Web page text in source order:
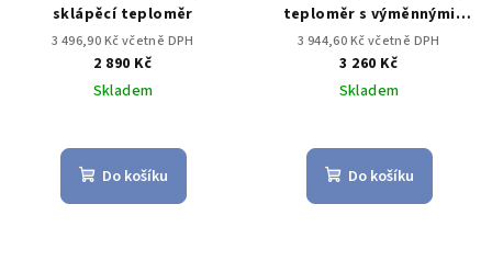
sklápěcí teploměr
3 496,90 Kč včetně DPH
2 890 Kč
Skladem
Do košíku
teploměr s výměnnými
měřicími špičkami
3 944,60 Kč včetně DPH
3 260 Kč
Skladem
hodnocení
produktu
Do košíku